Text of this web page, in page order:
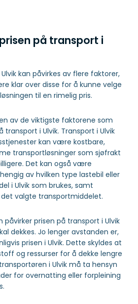
på transport i
kan påvirkes av flere faktorer,
klar over disse for å kunne velge
til en rimelig pris.
av de viktigste faktorene som
transport i Ulvik. Transport i Ulvik
kan være kostbare,
transportløsninger som sjøfrakt
Det kan også være
av hvilken type lastebil eller
i Ulvik som brukes, samt
valgte transportmiddelet.
påvirker prisen på transport i Ulvik
dekkes. Jo lenger avstanden er,
prisen i Ulvik. Dette skyldes at
og ressurser for å dekke lengre
i Ulvik må ta hensyn
for overnatting eller forpleining